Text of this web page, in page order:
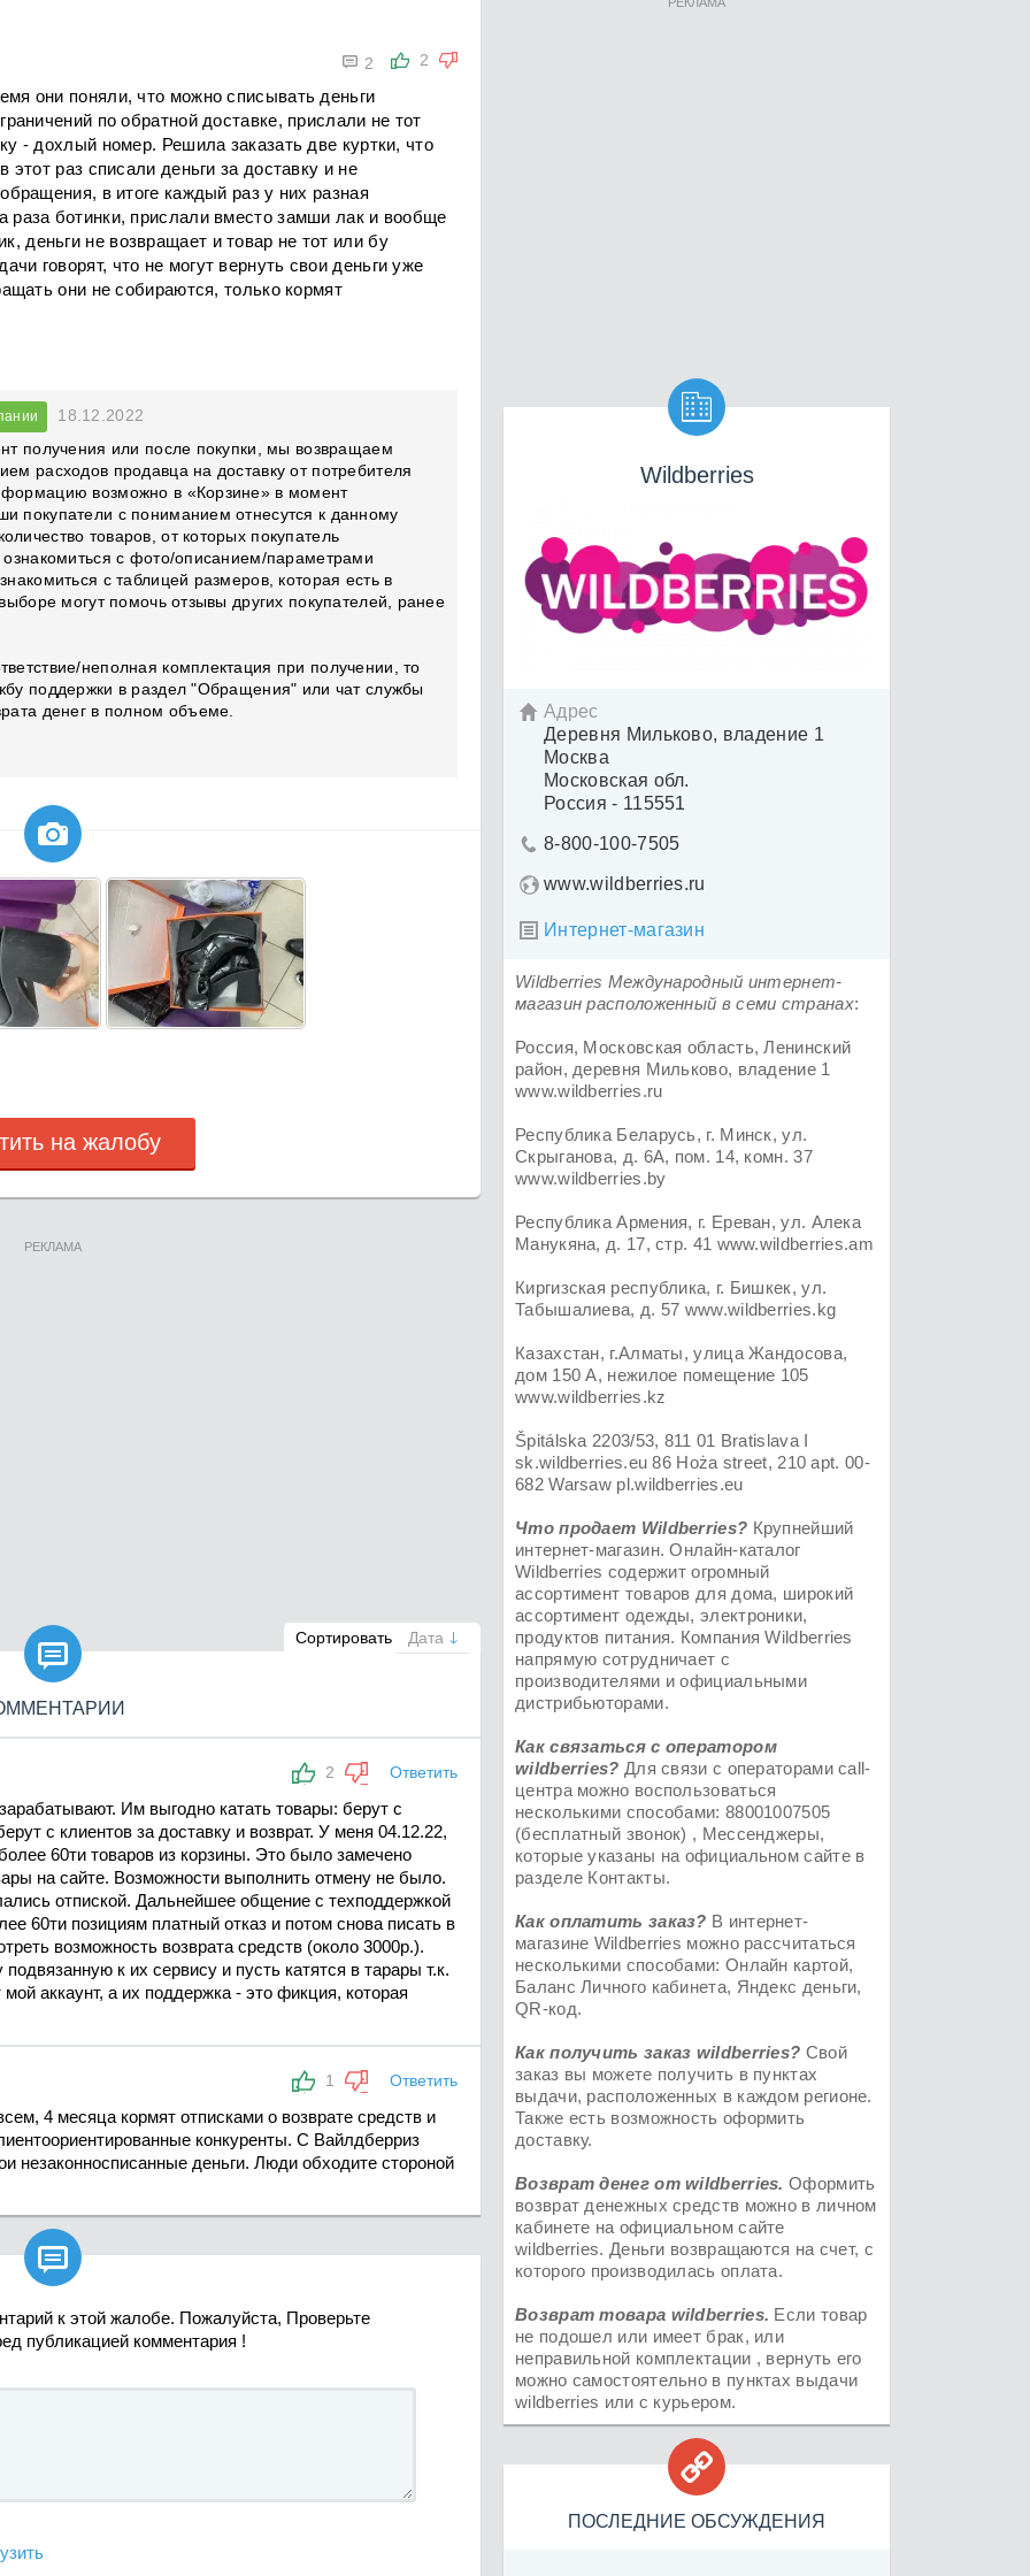
2
 2
они поняли, что можно списывать деньги
по обратной доставке, прислали не тот
- дохлый номер. Решила заказать две куртки, что
раз списали деньги за доставку и не
в итоге каждый раз у них разная
раза ботинки, прислали вместо замши лак и вообще
деньги не возвращает и товар не тот или бу
говорят, что не могут вернуть свои деньги уже
они не собираются, только кормят
18.12.2022
получения или после покупки, мы возвращаем
расходов продавца на доставку от потребителя
возможно в «Корзине» в момент
покупатели с пониманием отнесутся к данному
товаров, от которых покупатель
ознакомиться с фото/описанием/параметрами
с таблицей размеров, которая есть в
могут помочь отзывы других покупателей, ранее
неполная комплектация при получении, то
поддержки в раздел "Обращения" или чат службы
денег в полном объеме.

на жалобу
РЕКЛАМА
Сортировать Дата

2 Ответить
Им выгодно катать товары: берут с
с клиентов за доставку и возврат. У меня 04.12.22,
60ти товаров из корзины. Это было замечено
на сайте. Возможности выполнить отмену не было.
отпиской. Дальнейшее общение с техподдержкой
60ти позициям платный отказ и потом снова писать в
возможность возврата средств (около 3000р.).
к их сервису и пусть катятся в тарары т.к.
аккаунт, а их поддержка - это фикция, которая
1 Ответить
4 месяца кормят отписками о возврате средств и
конкуренты. С Вайлдберриз
незаконносписанные деньги. Люди обходите стороной

к этой жалобе. Пожалуйста, Проверьте
публикацией комментария !

Wildberries
 Адрес
Деревня Мильково, владение 1
Москва
Московская обл.
Россия - 115551
 8-800-100-7505
www.wildberries.ru
 Интернет-магазин
Wildberries Международный интернет-
магазин расположенный в семи странах:
Россия, Московская область, Ленинский
район, деревня Мильково, владение 1
www.wildberries.ru
Республика Беларусь, г. Минск, ул.
Скрыганова, д. 6А, пом. 14, комн. 37
www.wildberries.by
Республика Армения, г. Ереван, ул. Алека
Манукяна, д. 17, стр. 41 www.wildberries.am
Киргизская республика, г. Бишкек, ул.
Табышалиева, д. 57 www.wildberries.kg
Казахстан, г.Алматы, улица Жандосова,
дом 150 А, нежилое помещение 105
www.wildberries.kz
Špitálska 2203/53, 811 01 Bratislava I
sk.wildberries.eu 86 Hoża street, 210 apt. 00-
682 Warsaw pl.wildberries.eu
Что продает Wildberries? Крупнейший
интернет-магазин. Онлайн-каталог
Wildberries содержит огромный
ассортимент товаров для дома, широкий
ассортимент одежды, электроники,
продуктов питания. Компания Wildberries
напрямую сотрудничает с
производителями и официальными
дистрибьюторами.
Как связаться с оператором
wildberries? Для связи с операторами call-
центра можно воспользоваться
несколькими способами: 88001007505
(бесплатный звонок) , Мессенджеры,
которые указаны на официальном сайте в
разделе Контакты.
Как оплатить заказ? В интернет-
магазине Wildberries можно рассчитаться
несколькими способами: Онлайн картой,
Баланс Личного кабинета, Яндекс деньги,
QR-код.
Как получить заказ wildberries? Свой
заказ вы можете получить в пунктах
выдачи, расположенных в каждом регионе.
Также есть возможность оформить
доставку.
Возврат денег отwildberries. Оформить
возврат денежных средств можно в личном
кабинете на официальном сайте
wildberries. Деньги возвращаются на счет, с
которого производилась оплата.
Возврат товара wildberries. Если товар
не подошел или имеет брак, или
неправильной комплектации , вернуть его
можно самостоятельно в пунктах выдачи
wildberries или с курьером.

ПОСЛЕДНИЕ ОБСУЖДЕНИЯ